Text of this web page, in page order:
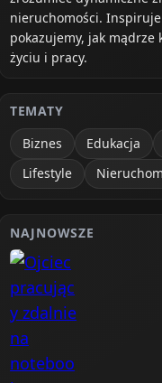
nieruchomości.
pokazujemy, jak mądrze
życiu i pracy.
TEMATY
Biznes
Edukacja
Lifestyle
NAJNOWSZE